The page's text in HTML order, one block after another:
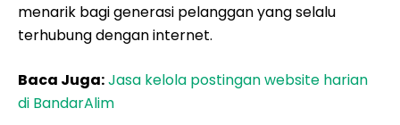
menarik bagi generasi pelanggan yang selalu
terhubung dengan internet.
Baca Juga:Jasa kelola postingan website harian
di BandarAlim